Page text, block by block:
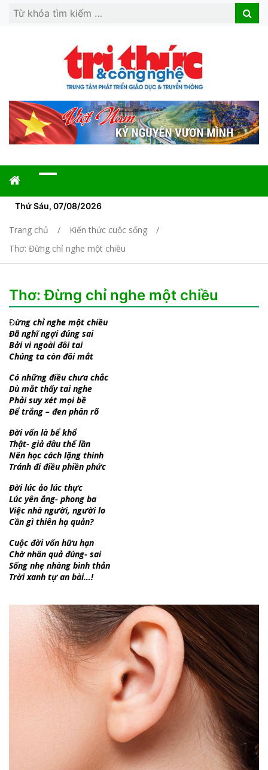
Search
Search
Thứ Sáu, 07/08/2026
Trang chủ
Kiến thức cuộc sống
Thơ: Đừng chỉ nghe một chiều
Thơ: Đừng chỉ nghe một chiều
Đừng chỉ nghe một chiều
Đã nghĩ ngợi đúng sai
Bởi vì ngoài đôi tai
Chúng ta còn đôi mắt
Có những điều chưa chắc
Dù mắt thấy tai nghe
Phải suy xét mọi bề
Để trắng – đen phân rõ
Đời vốn là bể khổ
Thật- giả đâu thể lần
Nên học cách lặng thinh
Tránh đi điều phiền phức
Đời lúc ảo lúc thực
Lúc yên ắng- phong ba
Việc nhà người, người lo
Cần gì thiên hạ quản?
Cuộc đời vốn hữu hạn
Chờ nhân quả đúng- sai
Sống nhẹ nhàng bình thản
Trời xanh tự an bài…!